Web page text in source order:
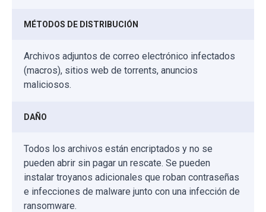
MÉTODOS DE DISTRIBUCIÓN
Archivos adjuntos de correo electrónico infectados
(macros), sitios web de torrents, anuncios
maliciosos.
DAÑO
Todos los archivos están encriptados y no se
pueden abrir sin pagar un rescate. Se pueden
instalar troyanos adicionales que roban contraseñas
e infecciones de malware junto con una infección de
ransomware.